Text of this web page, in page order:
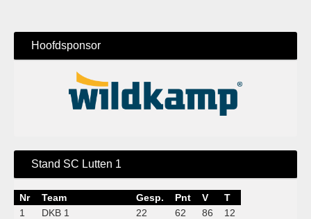
Hoofdsponsor
Stand SC Lutten 1
Nr Team Gesp. Pnt V
T
1
DKB 1 22 62 86
12